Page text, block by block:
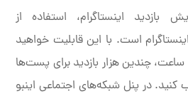
بازدید اینستاگرام، استفاده از
است. با این قابلیت خواهید
چندین هزار بازدید برای پست‌ها
در پنل شبکه‌های اجتماعی اینبو